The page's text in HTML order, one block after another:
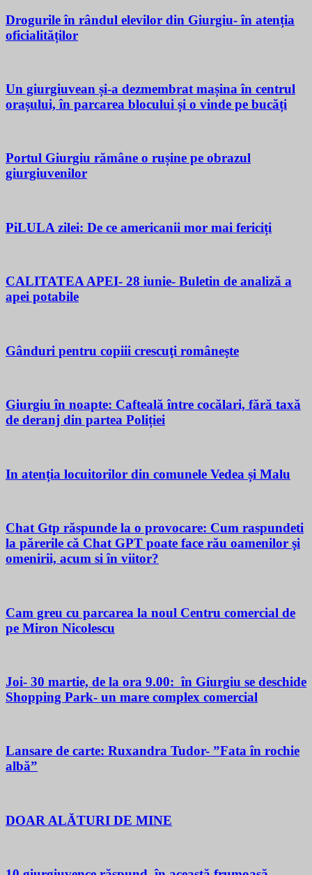
Drogurile în rândul elevilor din Giurgiu- în atenția
oficialităților
Un giurgiuvean și-a dezmembrat mașina în centrul
orașului, în parcarea blocului și o vinde pe bucăți
Portul Giurgiu rămâne o rușine pe obrazul
giurgiuvenilor
PiLULA zilei: De ce americanii mor mai fericiți
CALITATEA APEI- 28 iunie- Buletin de analiză a
apei potabile
Gânduri pentru copiii crescuţi româneşte
Giurgiu în noapte: Cafteală între cocălari, fără taxă
de deranj din partea Poliției
In atenția locuitorilor din comunele Vedea și Malu
Chat Gtp răspunde la o provocare: Cum raspundeti
la părerile că Chat GPT poate face rău oamenilor şi
omenirii, acum si în viitor?
Cam greu cu parcarea la noul Centru comercial de
pe Miron Nicolescu
Joi- 30 martie, de la ora 9.00: în Giurgiu se deschide
Shopping Park- un mare complex comercial
Lansare de carte: Ruxandra Tudor- ”Fata în rochie
albă”
DOAR ALĂTURI DE MINE